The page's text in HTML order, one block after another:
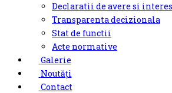
Declaratii de avere si
Transparenta decizionala
Stat de functii
Acte normative
Galerie
Noutăți
Contact